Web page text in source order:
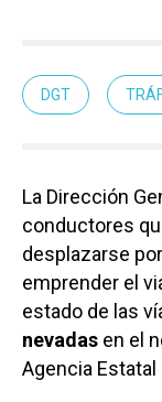
DGT
La Dirección
conductores
desplazarse
emprender el
estado de las
nevadas en el
Agencia